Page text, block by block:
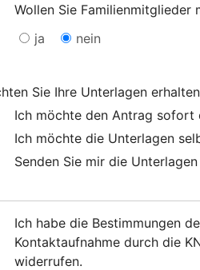
Wollen Sie Familienmitglieder
ja
nein
Sie Ihre Unterlagen
Ich möchte den Antrag sofort
Ich möchte die Unterlagen
Senden Sie mir die
Ich habe die Bestimmungen
Kontaktaufnahme durch die
widerrufen.